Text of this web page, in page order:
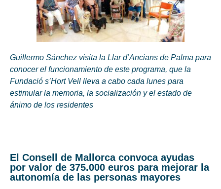
Guillermo Sánchez visita la Llar d’Ancians de Palma para
conocer el funcionamiento de este programa, que la
Fundació s’Hort Vell lleva a cabo cada lunes para
estimular la memoria, la socialización y el estado de
ánimo de los residentes
El Consell de Mallorca convoca ayudas
por valor de 375.000 euros para mejorar la
autonomía de las personas mayores